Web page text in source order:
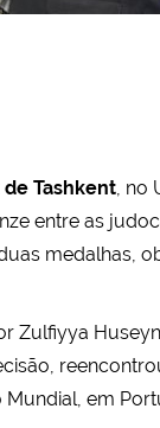
de Tashkent, no
entre as
medalhas,
Zulfiyya
em